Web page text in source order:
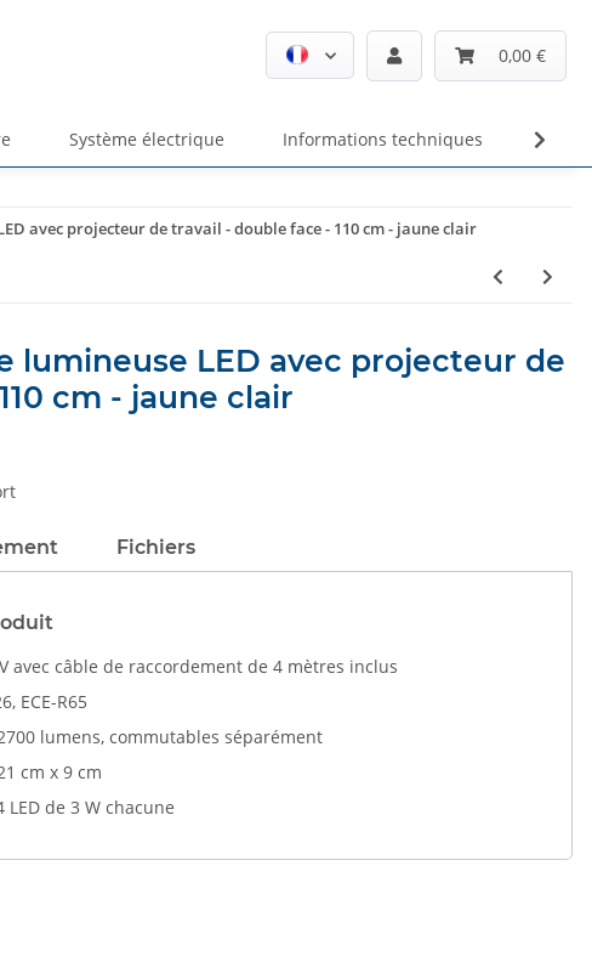
0,00 €
Système électrique Informations techniques
avec projecteur de travail - double face - 110 cm - jaune clair
lumineuse LED avec projecteur de
cm - jaune clair
Fichiers
avec câble de raccordement de 4 mètres inclus
ECE-R65
lumens, commutables séparément
cm x 9 cm
de 3 W chacune